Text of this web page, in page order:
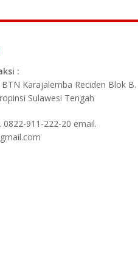
:
BTN Karajalemba Reciden Blok B.
Sulawesi Tengah
0822-911-222-20 email.